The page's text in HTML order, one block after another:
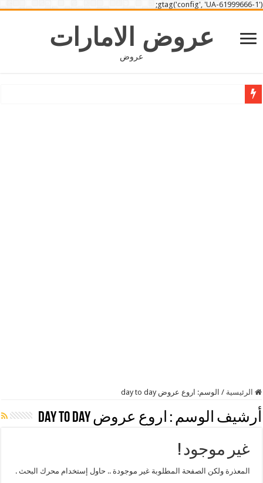
gtag('config', 'UA-61999666-1');
عروض الامارات
عروض
الرئيسية / الوسم: اروع عروض day to day
أرشيف الوسم : اروع عروض day to day
غير موجود !
المعذرة ولكن الصفحة المطلوبة غير موجودة .. حاول إستخدام محرك البحث .